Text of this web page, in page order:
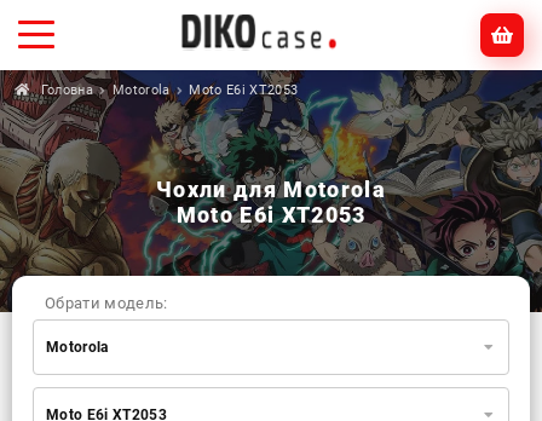
Головна Motorola Moto E6i XT2053
Чохли для Motorola
Moto E6i XT2053
Обрати модель:
Motorola
Xiaomi
Apple
Moto E6i XT2053